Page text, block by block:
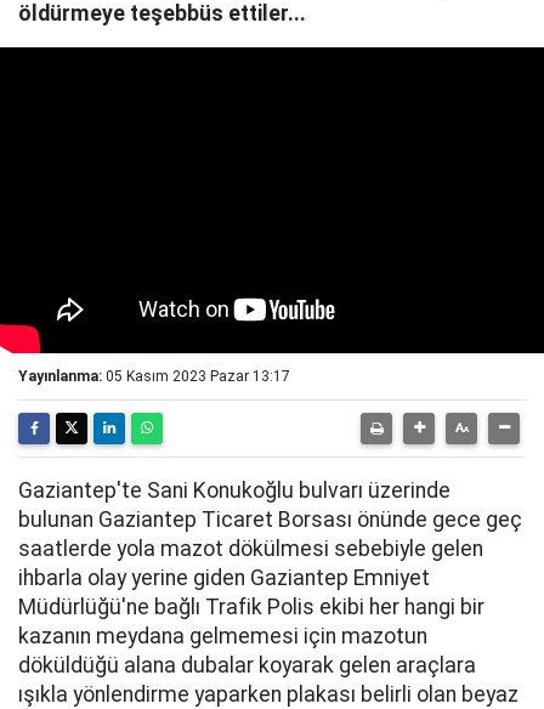
öldürmeye teşebbüs ettiler...
Yayınlanma: 05 Kasım 2023 Pazar 13:17
Gaziantep'te Sani Konukoğlu bulvarı üzerinde
bulunan Gaziantep Ticaret Borsası önünde gece geç
saatlerde yola mazot dökülmesi sebebiyle gelen
ihbarla olay yerine giden Gaziantep Emniyet
Müdürlüğü'ne bağlı Trafik Polis ekibi her hangi bir
kazanın meydana gelmemesi için mazotun
döküldüğü alana dubalar koyarak gelen araçlara
ışıkla yönlendirme yaparken plakası belirli olan beyaz